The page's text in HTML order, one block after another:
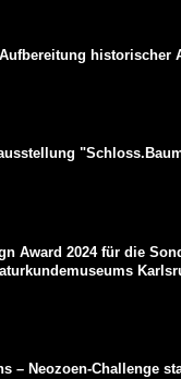
historischer
Award 2024 für die
– Neozoen-Challenge